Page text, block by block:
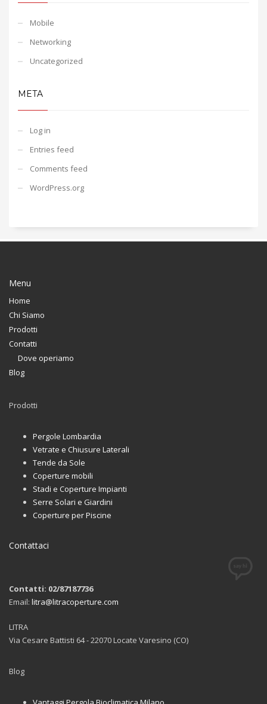
Mobile
Networking
Uncategorized
META
Log in
Entries feed
Comments feed
WordPress.org
Menu
Home
Chi Siamo
Prodotti
Contatti
Dove operiamo
Blog
Prodotti
Pergole Lombardia
Vetrate e Chiusure Laterali
Tende da Sole
Coperture mobili
Stadi e Coperture Impianti
Serre Solari e Giardini
Coperture per Piscine
Contattaci
Contatti: 02/87187736
Email: litra@litracoperture.com
LITRA
Via Cesare Battisti 64 - 22070 Locate Varesino (CO)
Blog